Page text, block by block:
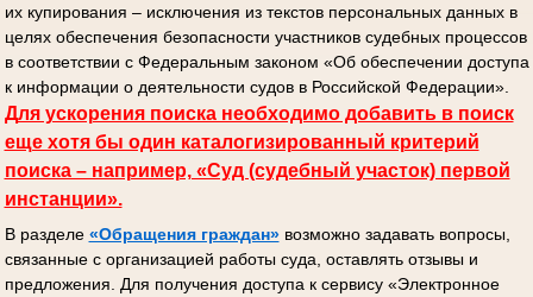
их купирования – исключения из текстов персональных данных в
целях обеспечения безопасности участников судебных процессов
в соответствии с Федеральным законом «Об обеспечении доступа
к информации о деятельности судов в Российской Федерации».
Для ускорения поиска необходимо добавить в поиск
еще хотя бы один каталогизированный критерий
поиска – например, «Суд (судебный участок) первой
инстанции».
В разделе «Обращения граждан»возможно задавать вопросы,
связанные с организацией работы суда, оставлять отзывы и
предложения. Для получения доступа к сервису «Электронное